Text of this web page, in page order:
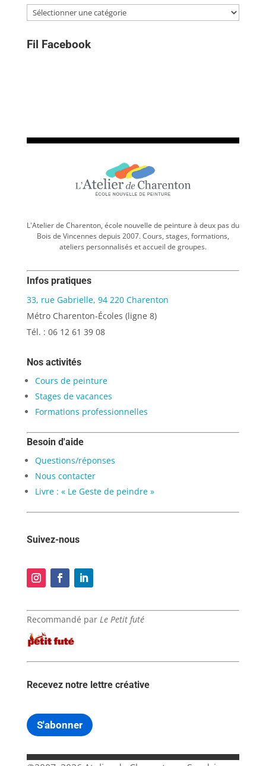
Catégories
Fil Facebook
L'Atelier de Charenton, école nouvelle de peinture à deux pas du
Bois de Vincennes depuis 2007. Cours, stages, formations,
ateliers personnalisés et accueil de groupes.
Infos pratiques
33, rue Gabrielle, 94 220 Charenton
Métro Charenton-Écoles (ligne 8)
Tél. : 06 12 61 39 08
Nos activités
Cours de peinture
Stages de vacances
Formations professionnelles
Besoin d'aide
Questions/réponses
Nous contacter
Livre : « Le Geste de peindre »
Suivez-nous
Recommandé par Le Petit futé
Recevez notre lettre créative
S'abonner